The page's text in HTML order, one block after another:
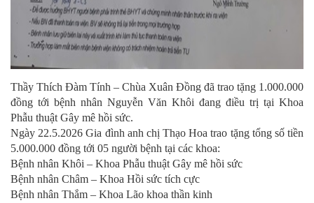
Thầy Thích Đàm Tính – Chùa Xuân Đồng đã trao tặng 1.000.000
đồng tới bệnh nhân Nguyễn Văn Khôi đang điều trị tại Khoa
Phẫu thuật Gây mê hồi sức.
Ngày 22.5.2026 Gia đình anh chị Thạo Hoa trao tặng tổng số tiền
5.000.000 đồng tới 05 người bệnh tại các khoa:
Bệnh nhân Khôi – Khoa Phẫu thuật Gây mê hồi sức
Bệnh nhân Châm – Khoa Hồi sức tích cực
Bệnh nhân Thắm – Khoa Lão khoa thần kinh